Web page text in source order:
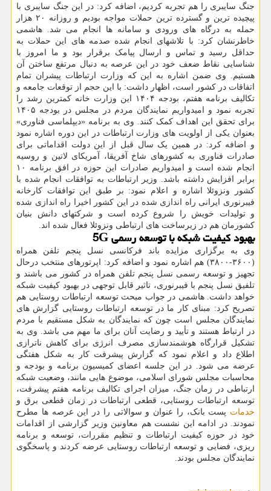
جنگ سایبری را هم تجربه کردیم، اضافه کرد: در این جنگ سایبری با
پیچیده ترین و گسترده ترین حملات مواجه بودیم و روزانه ۲۰ هزار
حمله به درگاه های ورودی و سامانه ها انجام می شد. هاشمی
خاطرنشان کرد: با تلاشهای انجام شده صدمه های این حملات به
حداقل رسید و تماس و ارسال پیامک برقرار بود و ما امروز با
شناسایی نقاط ضعف خود در این عرصه به دنبال مرتفع ساختن آن
هستیم. وی ضمن اشاره به این که وزارت ارتباطات پیشران تمام
اتفاقات در کشور است، اظهار داشت: با این حجم از توقعات جامعه و
تکالیف برنامه هفتم، بودجه ۱۴۰۴ این وزارت خانه کمترین رشد را
تجربه نمود و امیدواریم نمایندگان مردم در مجلس در بودجه ۱۴۰۵
برای تحقق این اهداف کمک کنند. وی به برنامه «دیپلماسی فناوری»
بعنوان یکی از اولویت های وزارت ارتباطات در این دوره اشاره نمود
و اضافه کرد: در همین یک سال قبل از این دولت اقداماتی برای
صادرات فناوری به کشورهای شاخ آفریقا، آمریکای لاتین و روسیه
انجام شده است و امیدواریم صادرات این حوزه در افق برنامه ۱۰
برابر افزایش داشته باشد. وزیر ارتباطات به توافقات انجام شده با
کشور ونزوئلا اشاره و اعلام نمود: بر طبق این توافقات کارخانه
فیبرنوری ایرانی راه اندازی شده در این کشور اخیرا راه اندازی شده
و تولیدات خویش را شروع کرده است و شرکتهای دانش بنیان
کشورمان هم در زیرساخت های ارتباطی ونزوئلا فعال شده اند.
بهبود کیفیت شبکه با توسعه رسمی 5G
وی به برگزاری مزایده باند فرکانسی نسل پنجم تلفن همراه
(۳۶۰۰-۳۸۰۰) هم اشاره نمود و اضافه کرد: اپرتورهای منتخب درحال
تجهیز و توسعه رسمی نسل پنجم تلفن همراه در کشور می باشند و
تلفیق نسل پنجم با فیبرنوری، تاثیر قابل توجهی در بهبود کیفیت شبکه
خواهد داشت. هاشمی در جواب مبحث توسعه ارتباطات روستایی هم
تصریح کرد: مبنای کار ما در توسعه ارتباطات روستایی گزارش های
نمایندگان مجلس است چون که نمایندگان به شکل مستقیم با مردم
در ارتباط هستند و تأیید و رضایت آنان برای ما مهم می باشد. وی به
تشکیل قرارگاه هوشمندسازی مصرف انرژی برای کاهش ناترازی
اطلاع داد و اعلام نمود که گزارش پیشرفت کار به شکل هفتگی
عرضه می شود. در این جلسه اعضای کمیسیون برنامه و بودجه و
محاسبات مجلس شورای اسلامی، موضوع هایی مانند، وضعیت شبکه
ارتباطی در زمان جنگ، میزان اجرای تکالیف برنامه هفتم پیشرفت،
توسعه ارتباطات روستایی، قطعی ارتباطات در زمان قطعی برق و
خدمات پست بانک، را عنوان و سوالاتی را در این عرصه ها مطرح
نمودند. در ادامه این نشست هم معاونین وزیر گزارشی از اقدامات
خود در حوزه کیفیت ارتباطات و تنظیم مقررات، توسعه و برنامه
ریزی، فضایی و توسعه ارتباطات روستایی عرضه کردند و پاسخگوی
نمایندگان مجلس بودند.